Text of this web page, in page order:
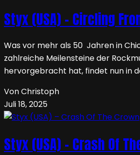
Styx (USA) – Circling
Was vor mehr als 50 Jahren in
zahlreiche Meilensteine der
hervorgebracht hat, findet nun in
Von Christoph
Juli 18, 2025
Styx (USA) – Crash Of